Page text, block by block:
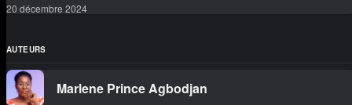
20 décembre 2024
AUTEURS
Marlene Prince Agbodjan